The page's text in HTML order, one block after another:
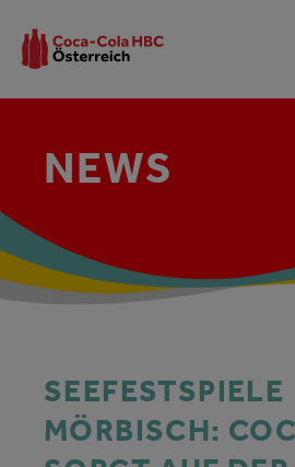
NEWS
SEEFESTSPIELE
MÖRBISCH: